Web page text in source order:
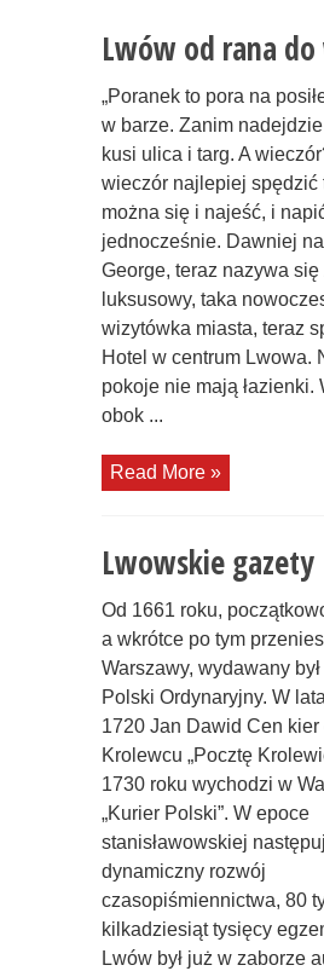
Lwów od rana
„Poranek to pora na
w barze. Zanim
kusi ulica i targ. A
wieczór najlepiej spędzić
można się i najeść, i
jednocześnie. Dawniej
George, teraz nazywa się
luksusowy, taka
wizytówka miasta, teraz
Hotel w centrum Lwowa.
pokoje nie mają łazienki.
obok ...
Read More »
Lwowskie gazety
Od 1661 roku,
a wkrótce po tym
Warszawy, wydawany
Polski Ordynaryjny. W
1720 Jan Dawid Cen
Krolewcu „Pocztę
1730 roku wychodzi w
„Kurier Polski”. W epoce
stanisławowskiej
dynamiczny rozwój
czasopiśmiennictwa, 80
kilkadziesiąt tysięcy
Lwów był już w zaborze